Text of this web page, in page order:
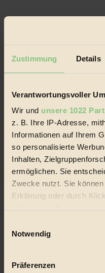
Zustimmung Details
Verantwortungsvoller
Wir und unsere 1022
z. B. Ihre IP-Adresse,
Informationen auf Ihrem
so personalisierte
Inhalten,
ermöglichen. Sie
Zwecke nutzt. Sie
Erklärung oder durch
Wenn Sie es erlauben,
Ihr Gerät durch
Notwendig
Präferenzen
© 2026 Biorama GmbH
Datenschutz
Mediadaten
Biorama steht für einen
und Produkte, ein Leitfaden
Handels mit Bioprodukten,
alternativer Energien.
Social Media
22.601 Fans auf Facebook
3.415 Follower auf Twitter
Folge uns auf Instagram
Themen
Bio
#
Nachhaltigkeit